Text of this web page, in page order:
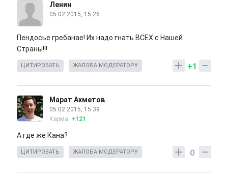
Ленин
05.02.2015, 15:26
Пендосье гребанае! Их надо гнать ВСЕХ с Нашей
Страны!!!
+1
ЦИТИРОВАТЬ ЖАЛОБА МОДЕРАТОРУ
Марат Ахметов
05.02.2015, 15:39
Карма: +121
А где же Кана?
0
ЦИТИРОВАТЬ ЖАЛОБА МОДЕРАТОРУ